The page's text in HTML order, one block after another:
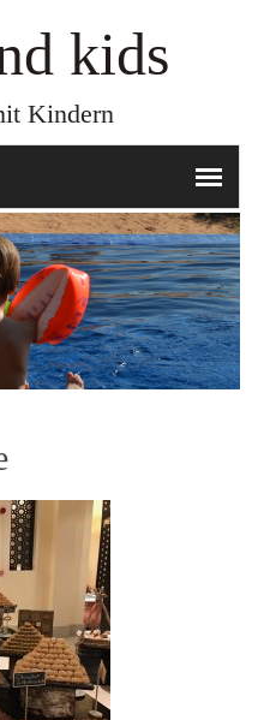
kids
Kindern